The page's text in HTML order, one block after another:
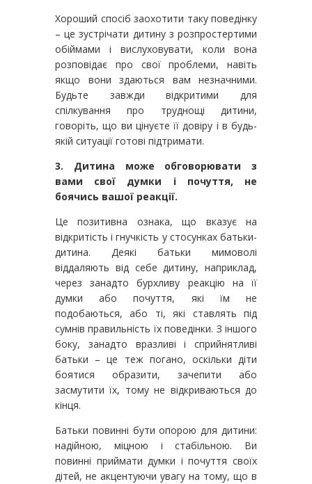
Хороший спосіб заохотити таку поведінку
– це зустрічати дитину з розпростертими
обіймами і вислуховувати, коли вона
розповідає про свої проблеми, навіть
якщо вони здаються вам незначними.
Будьте завжди відкритими для
спілкування про труднощі дитини,
говоріть, що ви цінуєте її довіру і в будь-
якій ситуації готові підтримати.
3. Дитина може обговорювати з
вами свої думки і почуття, не
боячись вашої реакції.
Це позитивна ознака, що вказує на
відкритість і гнучкість у стосунках батьки-
дитина. Деякі батьки мимоволі
віддаляють від себе дитину, наприклад,
через занадто бурхливу реакцію на її
думки або почуття, які їм не
подобаються, або ті, які ставлять під
сумнів правильність їх поведінки. З іншого
боку, занадто вразливі і сприйнятливі
батьки – це теж погано, оскільки діти
боятися образити, зачепити або
засмутити їх, тому не відкриваються до
кінця.
Батьки повинні бути опорою для дитини:
надійною, міцною і стабільною. Ви
повинні приймати думки і почуття своїх
дітей, не акцентуючи увагу на тому, що в